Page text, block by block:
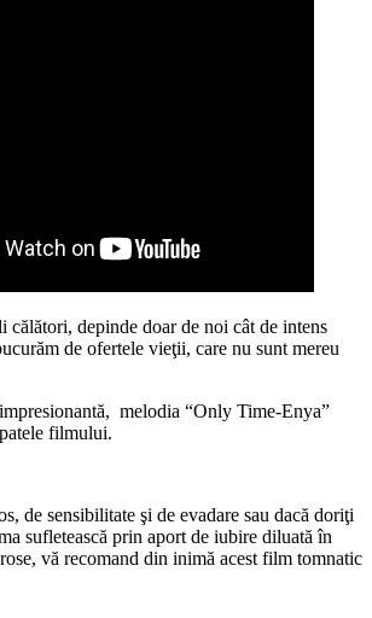
călători, depinde doar de noi cât de intens
de ofertele vieţii, care nu sunt mereu
melodia “Only Time-Enya”
filmului.
de sensibilitate şi de evadare sau dacă doriţi
sufletească prin aport de iubire diluată în
vă recomand din inimă acest film tomnatic